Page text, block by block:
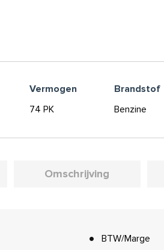
Vermogen Brandstof
74 PK Benzine
Omschrijving
BTW/Marge